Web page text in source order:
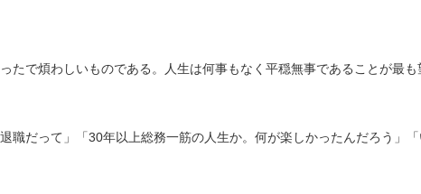
たで煩わしいものである。人生は何事もなく平穏無事であることが最
職だって」「30年以上総務一筋の人生か。何が楽しかったんだろう」